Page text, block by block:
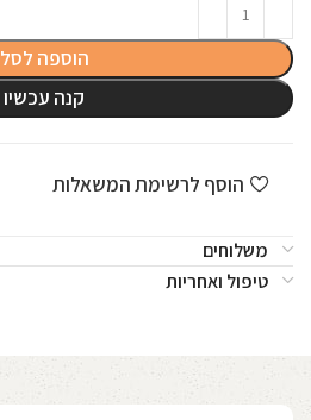
₪3200.
₪1690.הוספה לסל
קנה עכשיו
הוסף לרשימת המשאלות
משלוחים
טיפול ואחריות